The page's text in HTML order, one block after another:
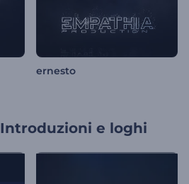
ernesto
Introduzioni e loghi